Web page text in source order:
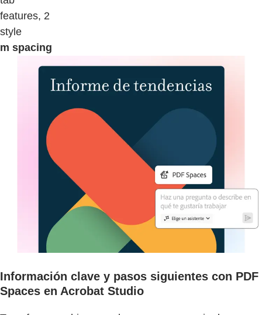
features, 2
style
m spacing
Información clave y pasos siguientes con PDF
Spaces en Acrobat Studio